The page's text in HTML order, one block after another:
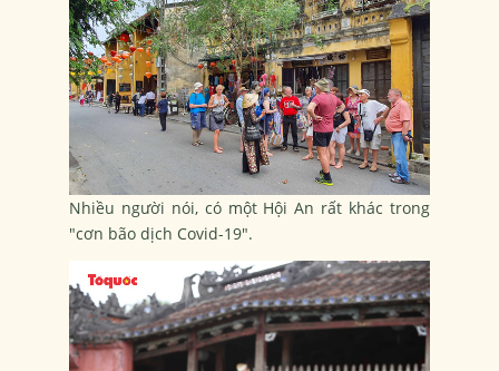
Nhiều người nói, có một Hội An rất khác trong
"cơn bão dịch Covid-19".